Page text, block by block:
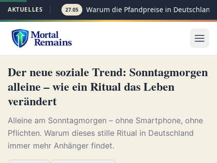
AKTUELLES 27.05 Warum die Pfandpreise in
Der neue soziale Trend: Sonntagmorgen
alleine – wie ein Ritual das Leben
verändert
Alleine am Sonntagmorgen – ohne Smartphone, ohne
Pflichten. Warum dieses stille Ritual in Deutschland
immer mehr Anhänger findet.